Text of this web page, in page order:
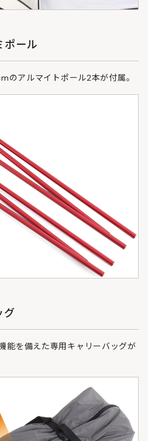
ポール
のアルマイトポール2本が付属。
グ
能を備えた専用キャリーバッグが